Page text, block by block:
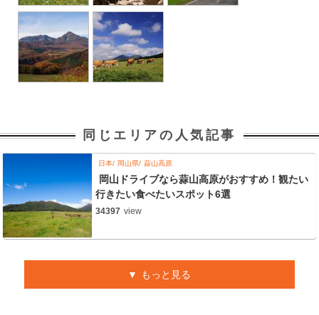
同じエリアの人気記事
日本 岡山県 蒜山高原
岡山ドライブなら蒜山高原がおすすめ！観たい
行きたい食べたいスポット6選
34397 view
もっと見る